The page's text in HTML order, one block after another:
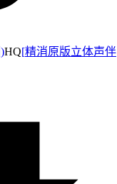
HQ[精消原版立体声伴